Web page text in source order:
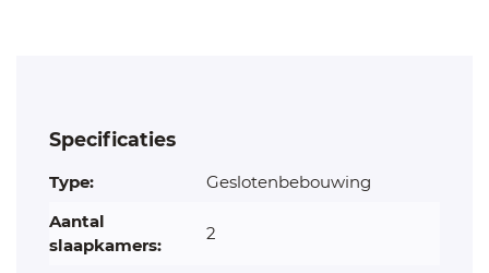
Specificaties
Type:
Geslotenbebouwing
Aantal
slaapkamers:
2